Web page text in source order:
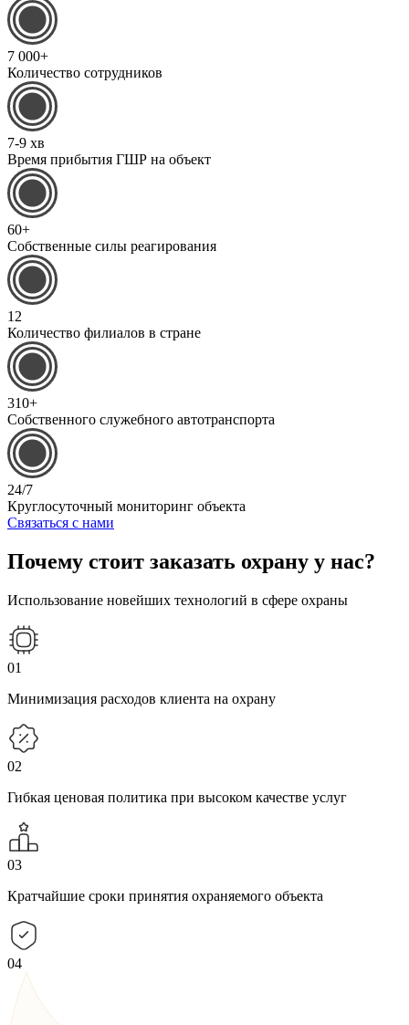
7 000+
Количество сотрудников
7-9 хв
Время прибытия ГШР на объект
60+
Собственные силы реагирования
12
Количество филиалов в стране
310+
Собственного служебного автотранспорта
24/7
Круглосуточный мониторинг объекта
Связаться с нами
Почему стоит заказать охрану у нас?
Использование новейших технологий в сфере охраны
01
Минимизация расходов клиента на охрану
02
Гибкая ценовая политика при высоком качестве услуг
03
Кратчайшие сроки принятия охраняемого объекта
04